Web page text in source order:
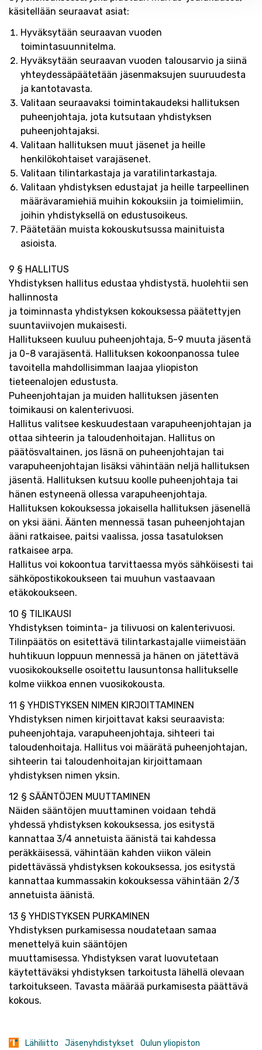
käsitellään seuraavat asiat:
Hyväksytään seuraavan vuoden
toimintasuunnitelma.
Hyväksytään seuraavan vuoden talousarvio ja siinä
yhteydessäpäätetään jäsenmaksujen suuruudesta
ja kantotavasta.
Valitaan seuraavaksi toimintakaudeksi hallituksen
puheenjohtaja, jota kutsutaan yhdistyksen
puheenjohtajaksi.
Valitaan hallituksen muut jäsenet ja heille
henkilökohtaiset varajäsenet.
Valitaan tilintarkastaja ja varatilintarkastaja.
Valitaan yhdistyksen edustajat ja heille tarpeellinen
määrävaramiehiä muihin kokouksiin ja toimielimiin,
joihin yhdistyksellä on edustusoikeus.
Päätetään muista kokouskutsussa mainituista
asioista.
9 § HALLITUS
Yhdistyksen hallitus edustaa yhdistystä, huolehtii sen
hallinnosta
ja toiminnasta yhdistyksen kokouksessa päätettyjen
suuntaviivojen mukaisesti.
Hallitukseen kuuluu puheenjohtaja, 5-9 muuta jäsentä
ja 0-8 varajäsentä. Hallituksen kokoonpanossa tulee
tavoitella mahdollisimman laajaa yliopiston
tieteenalojen edustusta.
Puheenjohtajan ja muiden hallituksen jäsenten
toimikausi on kalenterivuosi.
Hallitus valitsee keskuudestaan varapuheenjohtajan ja
ottaa sihteerin ja taloudenhoitajan. Hallitus on
päätösvaltainen, jos läsnä on puheenjohtajan tai
varapuheenjohtajan lisäksi vähintään neljä hallituksen
jäsentä. Hallituksen kutsuu koolle puheenjohtaja tai
hänen estyneenä ollessa varapuheenjohtaja.
Hallituksen kokouksessa jokaisella hallituksen jäsenellä
on yksi ääni. Äänten mennessä tasan puheenjohtajan
ääni ratkaisee, paitsi vaalissa, jossa tasatuloksen
ratkaisee arpa.
Hallitus voi kokoontua tarvittaessa myös sähköisesti tai
sähköpostikokoukseen tai muuhun vastaavaan
etäkokoukseen.
10 § TILIKAUSI
Yhdistyksen toiminta- ja tilivuosi on kalenterivuosi.
Tilinpäätös on esitettävä tilintarkastajalle viimeistään
huhtikuun loppuun mennessä ja hänen on jätettävä
vuosikokoukselle osoitettu lausuntonsa hallitukselle
kolme viikkoa ennen vuosikokousta.
11 § YHDISTYKSEN NIMEN KIRJOITTAMINEN
Yhdistyksen nimen kirjoittavat kaksi seuraavista:
puheenjohtaja, varapuheenjohtaja, sihteeri tai
taloudenhoitaja. Hallitus voi määrätä puheenjohtajan,
sihteerin tai taloudenhoitajan kirjoittamaan
yhdistyksen nimen yksin.
12 § SÄÄNTÖJEN MUUTTAMINEN
Näiden sääntöjen muuttaminen voidaan tehdä
yhdessä yhdistyksen kokouksessa, jos esitystä
kannattaa 3/4 annetuista äänistä tai kahdessa
peräkkäisessä, vähintään kahden viikon välein
pidettävässä yhdistyksen kokouksessa, jos esitystä
kannattaa kummassakin kokouksessa vähintään 2/3
annetuista äänistä.
13 § YHDISTYKSEN PURKAMINEN
Yhdistyksen purkamisessa noudatetaan samaa
menettelyä kuin sääntöjen
muuttamisessa. Yhdistyksen varat luovutetaan
käytettäväksi yhdistyksen tarkoitusta lähellä olevaan
tarkoitukseen. Tavasta määrää purkamisesta päättävä
kokous.
Lähiliitto Jäsenyhdistykset Oulun yliopiston